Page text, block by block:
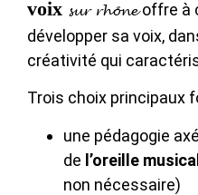
voix sur rhôneoffre à
développer sa voix,
créativité qui
Trois choix principaux
une pédagogie
de l’oreille
non nécessaire)